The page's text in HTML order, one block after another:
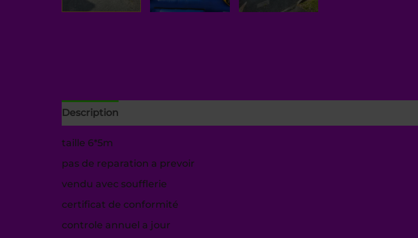
Description
taille 6*5m
pas de reparation a prevoir
vendu avec soufflerie
certificat de conformité
controle annuel a jour